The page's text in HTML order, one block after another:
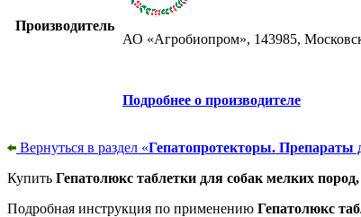
Производитель
АО «Агробиопром», 143985,
Подробнее о производителе
Вернуться в раздел «Гепатопротекторы. Препараты
Купить Гепатолюкс таблетки для собак мелких пород,
Подробная инструкция по применению Гепатолюкс